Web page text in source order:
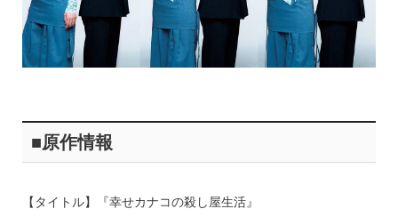
■原作情報
【タイトル】『幸せカナコの殺し屋生活』